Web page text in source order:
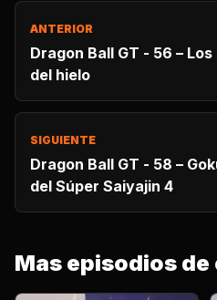
ANTERIOR
Dragon Ball GT - 56 – Los
del hielo
SIGUIENTE
Dragon Ball GT - 58 – Goku
del Súper Saiyajin 4
Mas episodios de